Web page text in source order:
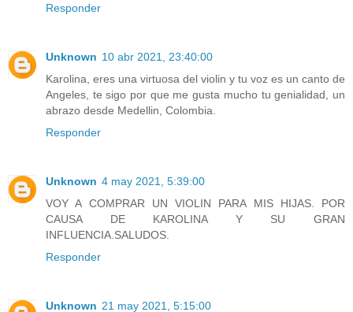
Responder
Unknown 10 abr 2021, 23:40:00
Karolina, eres una virtuosa del violin y tu voz es un canto de
Angeles, te sigo por que me gusta mucho tu genialidad, un
abrazo desde Medellin, Colombia.
Responder
Unknown 4 may 2021, 5:39:00
VOY A COMPRAR UN VIOLIN PARA MIS HIJAS. POR
CAUSA DE KAROLINA Y SU GRAN
INFLUENCIA.SALUDOS.
Responder
Unknown 21 may 2021, 5:15:00